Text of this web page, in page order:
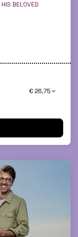
BELOVED
€ 26,75